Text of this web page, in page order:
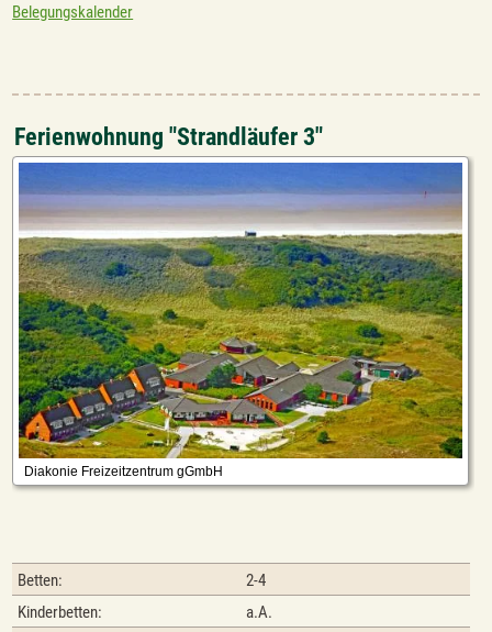
Belegungskalender
Ferienwohnung "Strandläufer 3"
Betten:
2-4
Kinderbetten:
a.A.